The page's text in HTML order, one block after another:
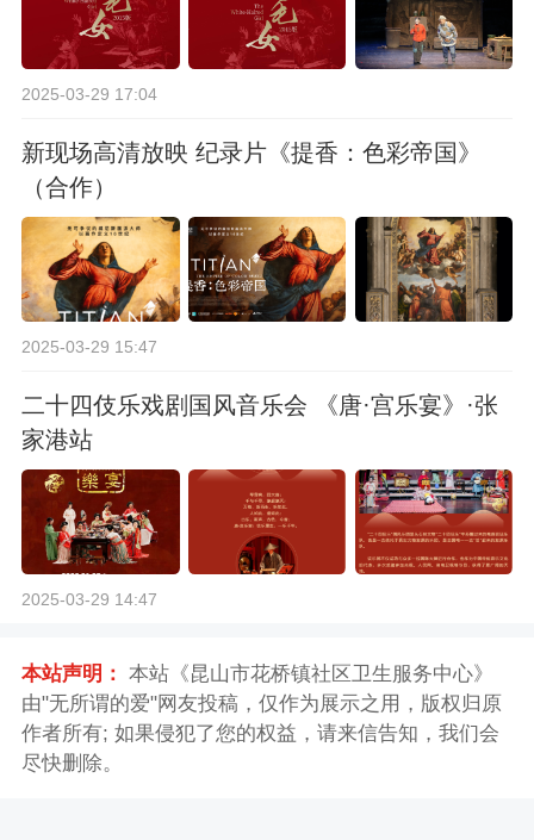
2025-03-29 17:04
新现场高清放映 纪录片《提香：色彩帝国》
（合作）
2025-03-29 15:47
二十四伎乐戏剧国风音乐会 《唐·宫乐宴》·张
家港站
2025-03-29 14:47
本站声明： 本站《昆山市花桥镇社区卫生服务中心》
由"无所谓的爱"网友投稿，仅作为展示之用，版权归原
作者所有; 如果侵犯了您的权益，请来信告知，我们会
尽快删除。